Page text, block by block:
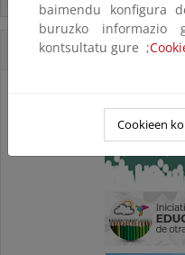
Accesos Directos
baimendu konfigura
buruzko informazio
kontsultatu gure ;
Cookieen